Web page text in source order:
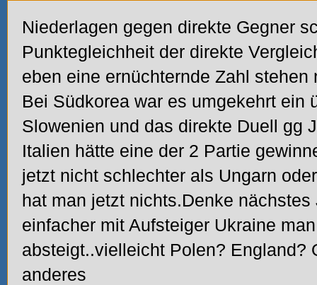
Niederlagen gegen direkte Gegner
Punktegleichheit der direkte
eben eine ernüchternde Zahl stehen
Bei Südkorea war es umgekehrt ein
Slowenien und das direkte Duell gg
Italien hätte eine der 2 Partie
jetzt nicht schlechter als Ungarn
hat man jetzt nichts.Denke
einfacher mit Aufsteiger Ukraine
absteigt..vielleicht Polen? England?
anderes